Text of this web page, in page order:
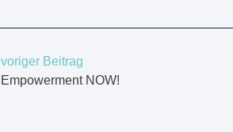
voriger Beitrag
Empowerment NOW!